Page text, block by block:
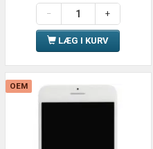
LÆG I KURV
OEM